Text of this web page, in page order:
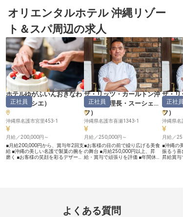
宿泊棟を備え、各客室のバルコニー
からはエメラルドグリーンのマエサ
間が魅力です。 ◆ 快適な島暮らし
を支える IHGの安心待遇 ◆ ・年間
休日120日 ・1食300円の社員食堂
・ホテル宿泊および料飲施設の優待
制度 ・単身寮あり（空室状況によ
り応相談） ・OJTを中心にした研
修・育成制度が充実 働く人のキャ
リア形成と生活の両面を大切にする
環境が整っています。 ◆ お食事の
時間に、あなたのサービスで彩りを
◆ 当ホテルには、コンセプトや雰
囲気が異なる複数のレストランがあ
ります。 ライブキッチンで繰り広
げられるシェフの技とアイデアを、
レストランサービスとしてゲストへ
お届けするのがあなたの役割です。
国内のみならず海外からのゲストも
多く訪れるため、世界基準のサービ
スに触れながら、どこでも通用する
ホスピタリティスキル を身につけ
ることができます。
環境で、あなたの才能を最大限に発
揮してください。正社員として安定
トライフを満喫しませんか？※2024
年10月09日時点の情報です
寄り添っ
ること
られる
で、お
びを日々
ー【安
リアを
で、月
収入が
険も完備
的なキャ
シフト
の時間
経験は問
「おもて
していま
輩スタ
ので、安
してくだ
オリエンタルホテル 沖縄リゾー
ト＆スパ周辺の求人
ホテルゆがふいんおきなわ
（パティシエ）
正社員
沖縄県名護市宮里453-1
月給／200,000円～
■月給200,000円から、賞与年2回支
給 ■沖縄の美しい名護で製菓の腕を
磨く ■お客様の笑顔を彩るデザート
で、幅広いシーンで彩り豊かなデザ
ートを創造していただきます。 一
ザ・リッツ・カールトン沖
縄（副料理長・スーシェ
フ ）
正社員
沖縄県名護市喜瀬1343-1
月給／250,000円～
■お客様の目の前で繰り広げる美食
の舞台 ■月給250,000円以上、昇
給・賞与で頑張りを評価 ■年間休日
ら、厳選された食材を最高の技術で
調理し、五感に響く感動体験を提供
ザ・リ
縄（副
フ ）
正社員
沖縄県名
月給／
■沖縄の
振るう喜
昇給賞与
よくある質問